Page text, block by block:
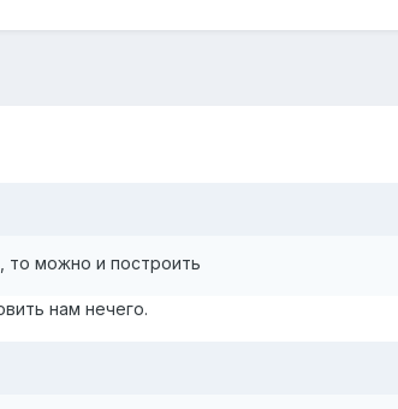
то можно и построить
нам нечего.